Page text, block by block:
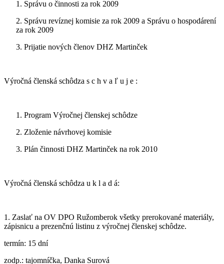
1. Správu o činnosti za rok 2009
2. Správu revíznej komisie za rok 2009 a Správu o hospodárení
za rok 2009
3. Prijatie nových členov DHZ Martinček
Výročná členská schôdza s c h v a ľ u j e :
1. Program Výročnej členskej schôdze
2. Zloženie návrhovej komisie
3. Plán činnosti DHZ Martinček na rok 2010
Výročná členská schôdza u k l a d á:
1. Zaslať na OV DPO Ružomberok všetky prerokované materiály,
zápisnicu a prezenčnú listinu z výročnej členskej schôdze.
termín: 15 dní
zodp.: tajomníčka, Danka Surová